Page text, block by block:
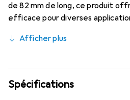
de 82 mm de long, ce produit
efficace pour diverses
d'autres matériaux. Lors de
pilote approprié pour obtenir
construction robuste et son
une longue durée de vie et de
Afficher plus
Spécifications